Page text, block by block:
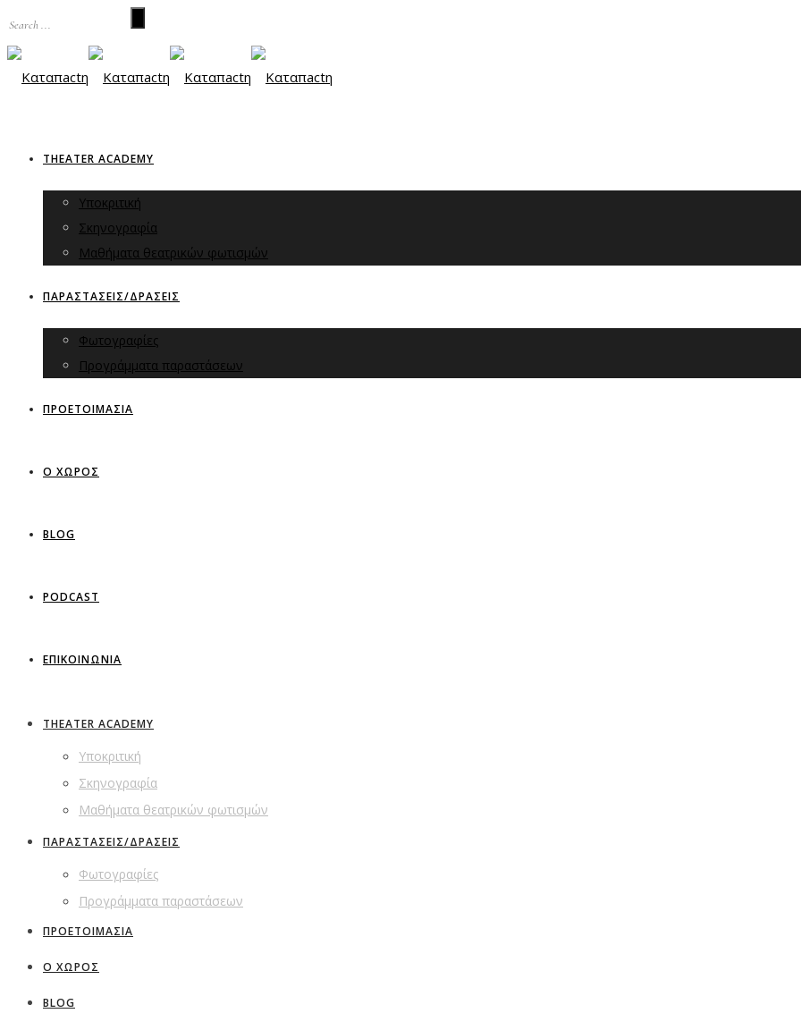
THEATER ACADEMY
Υποκριτική
Σκηνογραφία
Μαθήματα θεατρικών φωτισμών
ΠΑΡΑΣΤΑΣΕΙΣ/ΔΡΑΣΕΙΣ
Φωτογραφίες
Προγράμματα παραστάσεων
ΠΡΟΕΤΟΙΜΑΣΙΑ
Ο ΧΩΡΟΣ
BLOG
PODCAST
ΕΠΙΚΟΙΝΩΝΙΑ
THEATER ACADEMY
Υποκριτική
Σκηνογραφία
Μαθήματα θεατρικών φωτισμών
ΠΑΡΑΣΤΑΣΕΙΣ/ΔΡΑΣΕΙΣ
Φωτογραφίες
Προγράμματα παραστάσεων
ΠΡΟΕΤΟΙΜΑΣΙΑ
Ο ΧΩΡΟΣ
BLOG